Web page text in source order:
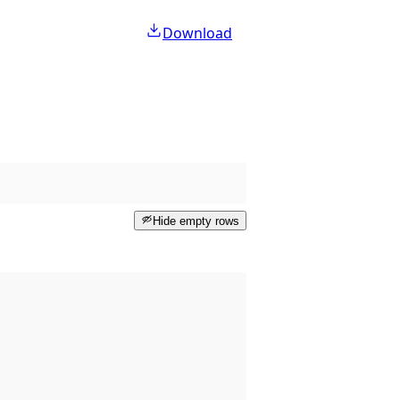
Download
Hide empty rows